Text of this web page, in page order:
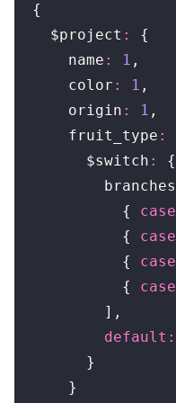
{
$project :
{
name : 1 ,
color : 1 ,
origin : 1 ,
fruit_type :
$switch :
{
branches
{
case
{
case
{
case
{
case
],
default :
}
}